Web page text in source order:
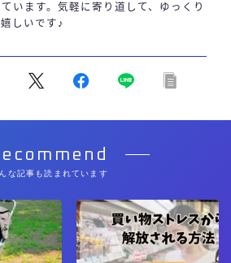
います。気軽に寄り道して、ゆっくり
しいです♪
な記事も読まれています